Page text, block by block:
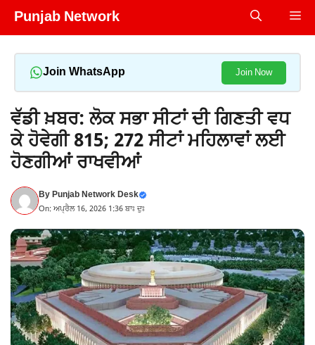
Skip
Punjab Network
Join WhatsApp Join Now
ਵੱਡੀ ਖ਼ਬਰ: ਲੋਕ ਸਭਾ ਸੀਟਾਂ ਦੀ ਗਿਣਤੀ ਵਧ
ਕੇ ਹੋਵੇਗੀ 815; 272 ਸੀਟਾਂ ਮਹਿਲਾਵਾਂ ਲਈ
ਹੋਣਗੀਆਂ ਰਾਖਵੀਆਂ
ByPunjab Network Desk
On: ਅਪ੍ਰੈਲ 16, 2026 1:36 ਬਾਃ ਦੁਃ